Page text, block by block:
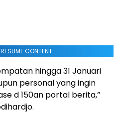
CONTENT
hingga 31 Januari
personal yang ingin
d 150an portal berita,”